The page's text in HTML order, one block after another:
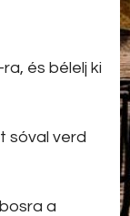
és bélelj ki
sóval verd
a